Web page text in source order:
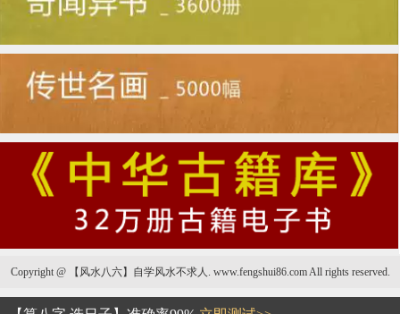
Copyright @ 【风水八六】自学风水不求人. www.fengshui86.com All rights reserved.
张清渊/彭钟桦《天下第一风水地理书》風水书